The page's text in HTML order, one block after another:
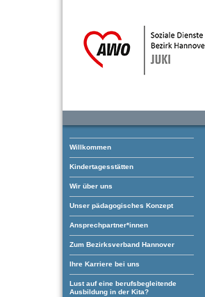
Willkommen
Kindertagesstätten
Wir über uns
Unser pädagogisches Konzept
Ansprechpartner*innen
Zum Bezirksverband Hannover
Ihre Karriere bei uns
Lust auf eine berufsbegleitende
Ausbildung in der Kita?